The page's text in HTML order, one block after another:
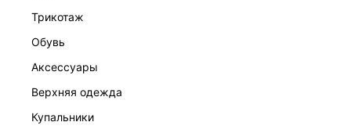
трикотаж
обувь
аксессуары
верхняя одежда
купальники